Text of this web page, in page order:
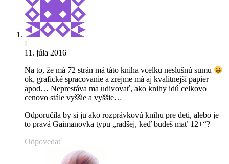
L
11. júla 2016
Na to, že má 72 strán má táto kniha vcelku neslušnú sumu
ok, grafické spracovanie a zrejme má aj kvalitnejší papier
apod… Neprestáva ma udivovať, ako knihy idú celkovo
cenovo stále vyššie a vyššie…
Odporučila by si ju ako rozprávkovú knihu pre deti, alebo je
to pravá Gaimanovka typu „radšej, keď budeš mať 12+“?
Odpovedať